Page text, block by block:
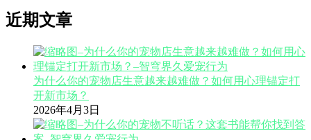
近期文章
为什么你的宠物店生意越来越难做？如何用心理锚定打
开新市场？
2026年4月3日